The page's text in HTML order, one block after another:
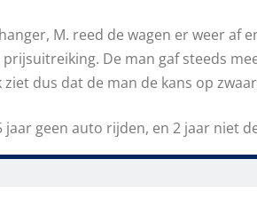
M. reed de wagen er weer af
De man gaf steeds
dus dat de man de kans op
geen auto rijden, en 2 jaar niet